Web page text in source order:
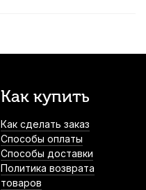
Как купить
Как сделать заказ
Способы оплаты
Способы доставки
Политика возврата
товаров